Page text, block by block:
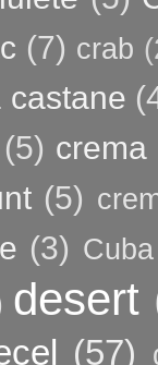
(7) crab
castane
(5) crema
(5)
(3) Cuba
desert
(57)